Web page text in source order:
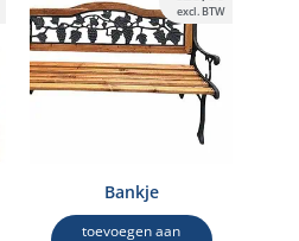
Bankje
toevoegen aan
excl. BTW